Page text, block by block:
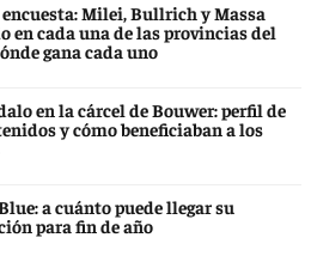
encuesta: Milei, Bullrich y Massa
en cada una de las provincias del
gana cada uno
en la cárcel de Bouwer: perfil de
y cómo beneficiaban a los
a cuánto puede llegar su
para fin de año